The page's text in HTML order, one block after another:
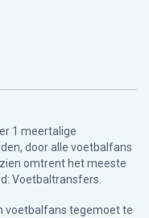
1 meertalige
door alle voetbalfans
omtrent het meeste
Voetbaltransfers.
voetbalfans tegemoet te